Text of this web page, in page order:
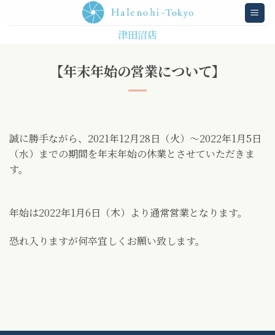
津田沼店
【年末年始の営業について】
誠に勝手ながら、2021年12月28日（火）～2022年1月5日
（水）までの期間を年末年始の休業とさせていただきま
す。
年始は2022年1月6日（木）より通常営業となります。
恐れ入りますが何卒宜しくお願い致します。